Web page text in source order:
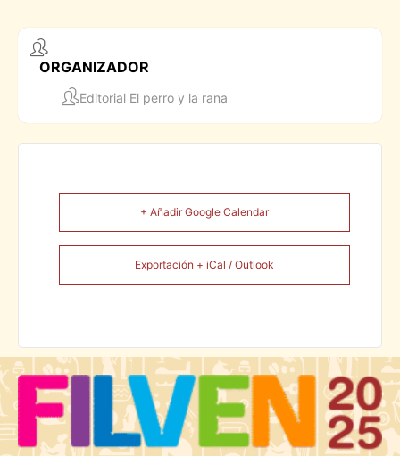
ORGANIZADOR
Editorial El perro y la rana
+ Añadir Google Calendar
Exportación + iCal / Outlook